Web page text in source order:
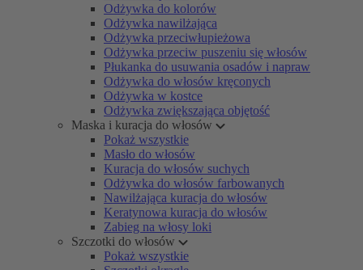
Odżywka do kolorów
Odżywka nawilżająca
Odżywka przeciwłupieżowa
Odżywka przeciw puszeniu się włosów
Płukanka do usuwania osadów i napraw
Odżywka do włosów kręconych
Odżywka w kostce
Odżywka zwiększająca objętość
Maska i kuracja do włosów
Pokaż wszystkie
Masło do włosów
Kuracja do włosów suchych
Odżywka do włosów farbowanych
Nawilżająca kuracja do włosów
Keratynowa kuracja do włosów
Zabieg na włosy loki
Szczotki do włosów
Pokaż wszystkie